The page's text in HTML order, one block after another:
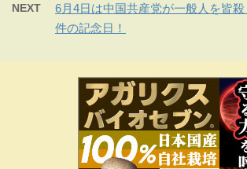
NEXT
6月4日は中国共産党が一般人を皆
件の記念日！